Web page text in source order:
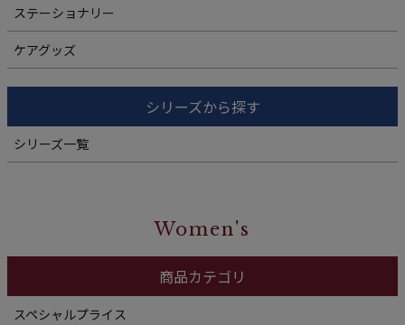
ステーショナリー
ケアグッズ
シリーズから探す
シリーズ一覧
Women's
商品カテゴリ
スペシャルプライス